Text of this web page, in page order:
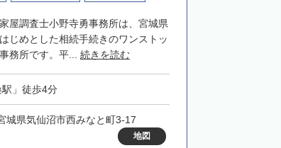
屋調査士小野寺勇事務所は、宮城県
じめとした相続手続きのワンストッ
務所です。平... 続きを読む
」徒歩4分
城県気仙沼市西みなと町3-17
地図